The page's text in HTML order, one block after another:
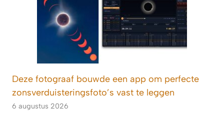
Deze fotograaf bouwde een app om perfecte
zonsverduisteringsfoto’s vast te leggen
6 augustus 2026